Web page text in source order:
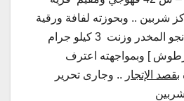
شربين .. وبحوزته لفافة ورقية
كبيرة الحجم لنبات البانجو المخدر وزنت 3 كيلو جرام
] وبمواجهته اعترف
بقصد الإتجار .. وجارى تحرير